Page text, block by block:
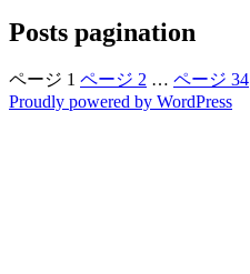
Posts pagination
ページ 1 ページ 2 … ページ 34
Proudly powered by WordPress